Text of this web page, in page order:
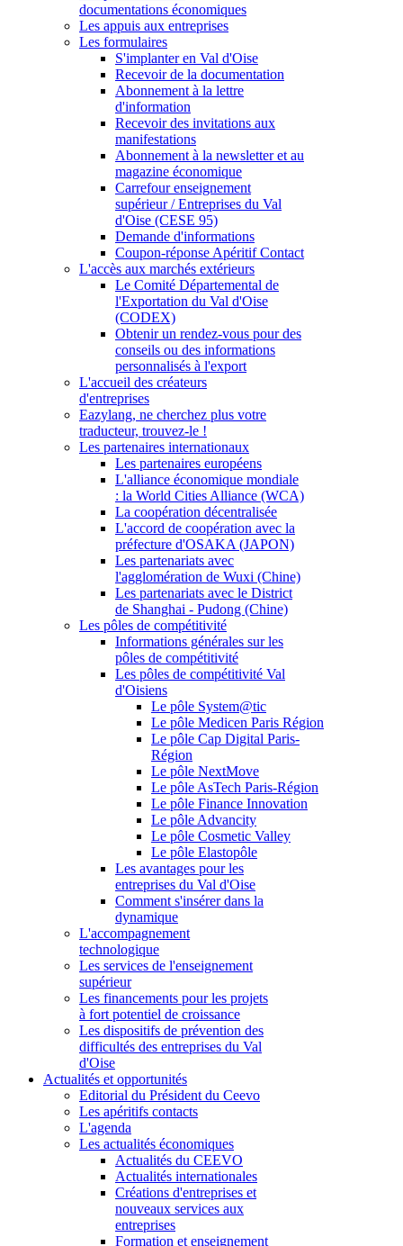
documentations économiques
Les appuis aux entreprises
Les formulaires
S'implanter en Val d'Oise
Recevoir de la documentation
Abonnement à la lettre
d'information
Recevoir des invitations aux
manifestations
Abonnement à la newsletter et au
magazine économique
Carrefour enseignement
supérieur / Entreprises du Val
d'Oise (CESE 95)
Demande d'informations
Coupon-réponse Apéritif Contact
L'accès aux marchés extérieurs
Le Comité Départemental de
l'Exportation du Val d'Oise
(CODEX)
Obtenir un rendez-vous pour des
conseils ou des informations
personnalisés à l'export
L'accueil des créateurs
d'entreprises
Eazylang, ne cherchez plus votre
traducteur, trouvez-le !
Les partenaires internationaux
Les partenaires européens
L'alliance économique mondiale
: la World Cities Alliance (WCA)
La coopération décentralisée
L'accord de coopération avec la
préfecture d'OSAKA (JAPON)
Les partenariats avec
l'agglomération de Wuxi (Chine)
Les partenariats avec le District
de Shanghai - Pudong (Chine)
Les pôles de compétitivité
Informations générales sur les
pôles de compétitivité
Les pôles de compétitivité Val
d'Oisiens
Le pôle System@tic
Le pôle Medicen Paris Région
Le pôle Cap Digital Paris-
Région
Le pôle NextMove
Le pôle AsTech Paris-Région
Le pôle Finance Innovation
Le pôle Advancity
Le pôle Cosmetic Valley
Le pôle Elastopôle
Les avantages pour les
entreprises du Val d'Oise
Comment s'insérer dans la
dynamique
L'accompagnement
technologique
Les services de l'enseignement
supérieur
Les financements pour les projets
à fort potentiel de croissance
Les dispositifs de prévention des
difficultés des entreprises du Val
d'Oise
Actualités et opportunités
Editorial du Président du Ceevo
Les apéritifs contacts
L'agenda
Les actualités économiques
Actualités du CEEVO
Actualités internationales
Créations d'entreprises et
nouveaux services aux
entreprises
Formation et enseignement